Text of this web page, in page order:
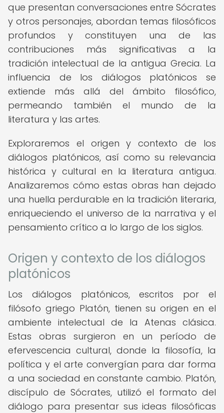
que presentan conversaciones entre Sócrates
y otros personajes, abordan temas filosóficos
profundos y constituyen una de las
contribuciones más significativas a la
tradición intelectual de la antigua Grecia. La
influencia de los diálogos platónicos se
extiende más allá del ámbito filosófico,
permeando también el mundo de la
literatura y las artes.
Exploraremos el origen y contexto de los
diálogos platónicos, así como su relevancia
histórica y cultural en la literatura antigua.
Analizaremos cómo estas obras han dejado
una huella perdurable en la tradición literaria,
enriqueciendo el universo de la narrativa y el
pensamiento crítico a lo largo de los siglos.
Origen y contexto de los diálogos
platónicos
Los diálogos platónicos, escritos por el
filósofo griego Platón, tienen su origen en el
ambiente intelectual de la Atenas clásica.
Estas obras surgieron en un período de
efervescencia cultural, donde la filosofía, la
política y el arte convergían para dar forma
a una sociedad en constante cambio. Platón,
discípulo de Sócrates, utilizó el formato del
diálogo para presentar sus ideas filosóficas